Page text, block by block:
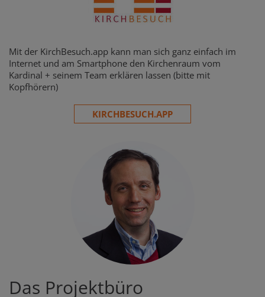
Mit der KirchBesuch.app kann man sich ganz einfach im
Internet und am Smartphone den Kirchenraum vom
Kardinal + seinem Team erklären lassen (bitte mit
Kopfhörern)
KIRCHBESUCH.APP
Das Projektbüro